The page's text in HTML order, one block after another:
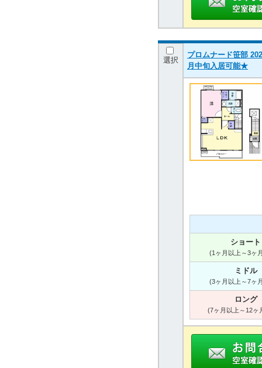
選択
プロムナード笹部
月中旬入居可能★
ショート
(1ヶ月以上～3ヶ
ミドル
(3ヶ月以上～7ヶ
ロング
(7ヶ月以上～12ヶ